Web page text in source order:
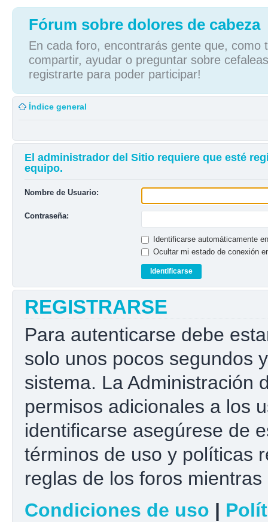
Fórum sobre dolores de cabeza
En cada foro, encontrarás gente que, como
compartir, ayudar o preguntar sobre
registrarte para poder participar!
Índice general
El administrador del Sitio requiere que esté
equipo.
Nombre de Usuario:
Contraseña:
Identificarse automáticamente
Ocultar mi estado de conexión
REGISTRARSE
Para autenticarse debe
solo unos pocos segundos
sistema. La Administración
permisos adicionales a los
identificarse asegúrese de
términos de uso y políticas
reglas de los foros
Condiciones de uso |